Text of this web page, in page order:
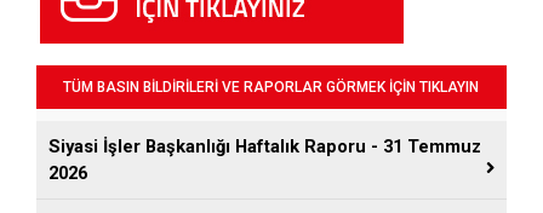
TÜM BASIN BİLDİRİLERİ VE RAPORLAR GÖRMEK İÇİN TIKLAYIN
Siyasi İşler Başkanlığı Haftalık Raporu - 31 Temmuz
2026